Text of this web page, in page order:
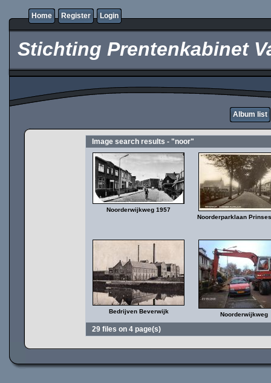
Home Register Login
Stichting Prentenkabinet
Album list
Image search results - "noor"
Noorderwijkweg 1957
Noorderparklaan
Bedrijven Beverwijk Noorderwijkweg
29 files on 4 page(s)